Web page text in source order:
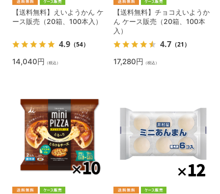
【送料無料】えいようかん ケ
ース販売（20箱、100本入）
4.9 （54）
14,040円 （税込）
【送料無料】チョコえいようか
ん ケース販売（20箱、100本
入）
4.7 （21）
17,280円 （税込）